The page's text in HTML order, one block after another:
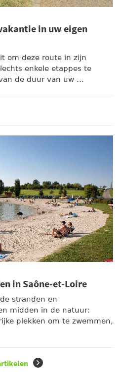
in uw eigen
om deze route in zijn
enkele etappes te
de duur van uw ...
in Saône-et-Loire
stranden en
midden in de natuur:
plekken om te zwemmen,